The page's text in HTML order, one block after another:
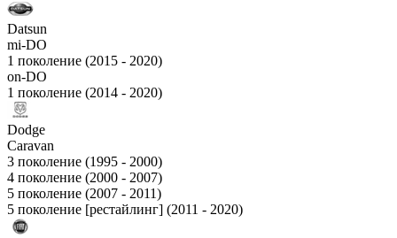
Datsun
mi-DO
1 поколение (2015 - 2020)
on-DO
1 поколение (2014 - 2020)
Dodge
Caravan
3 поколение (1995 - 2000)
4 поколение (2000 - 2007)
5 поколение (2007 - 2011)
5 поколение [рестайлинг] (2011 - 2020)